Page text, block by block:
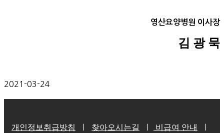
영산요양병원 이사장
김 광 묵
2021-03-24
개인정보취급방침 찾아오시는길 비급여 안내